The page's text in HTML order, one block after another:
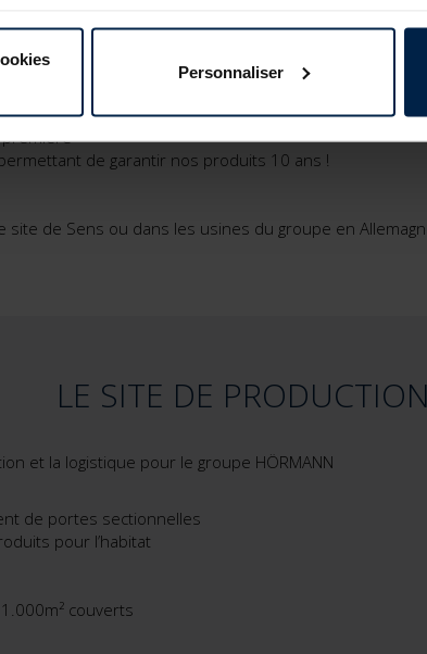
Personnaliser
de garantir nos produits 10 ans !
de Sens ou dans les usines du groupe en
LE SITE DE PRODUCTION
et la logistique pour le groupe HÖRMANN
de portes sectionnelles
pour l’habitat
couverts